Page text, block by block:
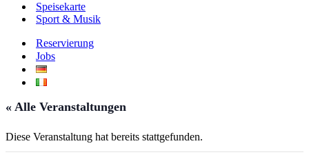
Speisekarte
Sport & Musik
Reservierung
Jobs
« Alle Veranstaltungen
Diese Veranstaltung hat bereits stattgefunden.